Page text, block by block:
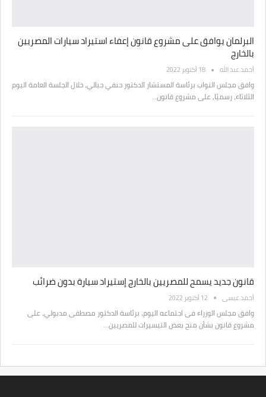
البرلمان يوافق على مشروع قانون إعفاء استيراد سيارات المصريين
بالخارج
أحمد عبد الله 18 أكتوبر 2022
وافق مجلس النواب برئاسة المستشار الدكتور حنفي جبالي، خلال الجلسة العامة اليوم
الثلاثاء، رسميًا، على مشروع قانون…
قانون جديد يسمح للمصريين بالخارج إستيراد سيارة بدون ضرائب
أحمد عيسى 12 أكتوبر 2022
وافق مجلس الوزراء فى اجتماعه اليوم، برئاسة الدكتور مصطفى مدبولي، على
مشروع قانون بشأن منح بعض التيسيرات للمصريين…